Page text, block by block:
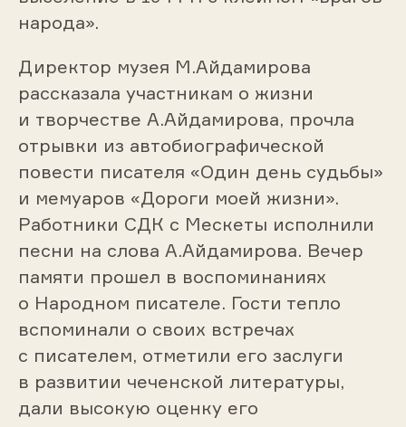
народа».
Директор музея М.Айдамирова
рассказала участникам о жизни
и творчестве А.Айдамирова, прочла
отрывки из автобиографической
повести писателя «Один день судьбы»
и мемуаров «Дороги моей жизни».
Работники СДК с Мескеты исполнили
песни на слова А.Айдамирова. Вечер
памяти прошел в воспоминаниях
о Народном писателе. Гости тепло
вспоминали о своих встречах
с писателем, отметили его заслуги
в развитии чеченской литературы,
дали высокую оценку его